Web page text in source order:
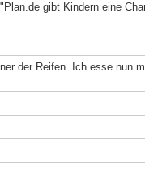
gibt Kindern eine
der Reifen. Ich esse nun